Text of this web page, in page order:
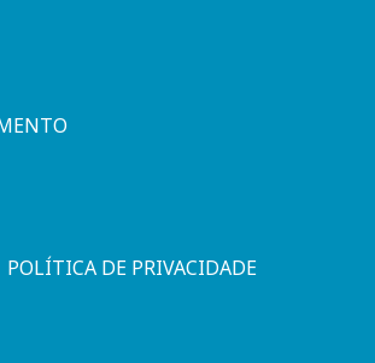
POLÍTICA DE PRIVACIDADE